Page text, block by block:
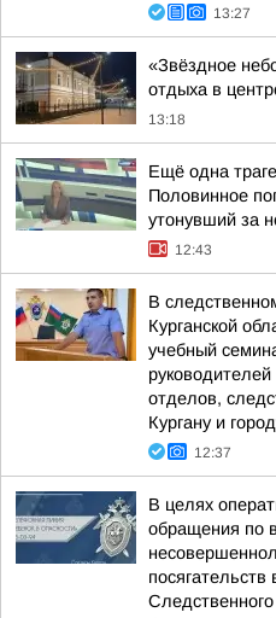
13:27
«Звёздное
отдыха в
13:18
Ещё одна
Половинное
утонувший за
12:43
В
Курганской
учебный
отделов,
Кургану и
12:37
В целях
обращения по